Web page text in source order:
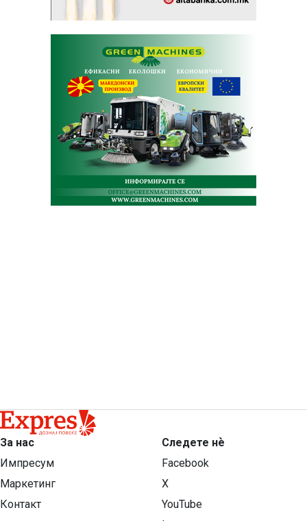
За нас
Импресум
Маркетинг
Контакт
Следете нѐ
Facebook
X
YouTube